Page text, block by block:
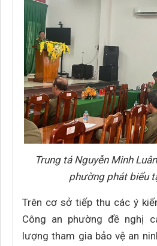
Trung tá Nguyễn Minh
phường phát biểu
Trên cơ sở tiếp thu các ý
Công an phường đề nghị
lượng tham gia bảo vệ an